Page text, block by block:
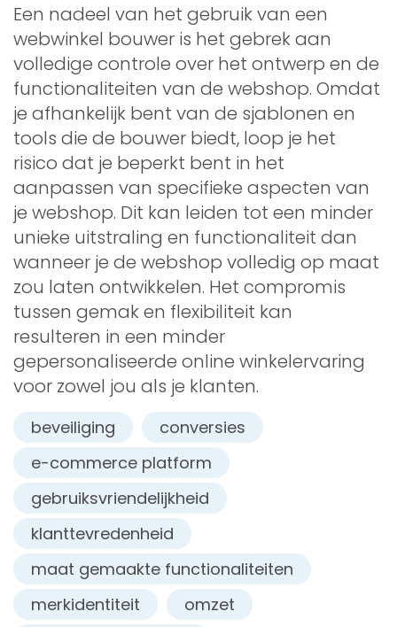
Een nadeel van het gebruik van een
webwinkel bouwer is het gebrek aan
volledige controle over het ontwerp en de
functionaliteiten van de webshop. Omdat
je afhankelijk bent van de sjablonen en
tools die de bouwer biedt, loop je het
risico dat je beperkt bent in het
aanpassen van specifieke aspecten van
je webshop. Dit kan leiden tot een minder
unieke uitstraling en functionaliteit dan
wanneer je de webshop volledig op maat
zou laten ontwikkelen. Het compromis
tussen gemak en flexibiliteit kan
resulteren in een minder
gepersonaliseerde online winkelervaring
voor zowel jou als je klanten.
beveiliging
conversies
e-commerce platform
gebruiksvriendelijkheid
klanttevredenheid
maat gemaakte functionaliteiten
merkidentiteit
omzet